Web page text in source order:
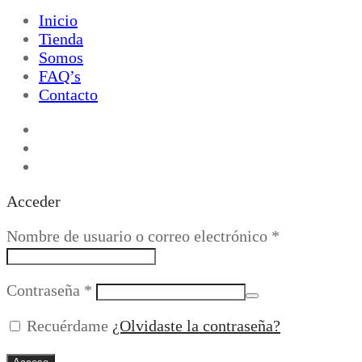
Inicio
Tienda
Somos
FAQ’s
Contacto
Acceder
Nombre de usuario o correo electrónico *
Contraseña * Obligatorio
Recuérdame ¿Olvidaste la contraseña?